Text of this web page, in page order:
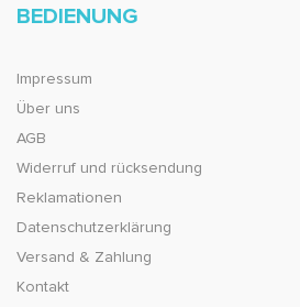
BEDIENUNG
Impressum
Über uns
AGB
Widerruf und rücksendung
Reklamationen
Datenschutzerklärung
Versand & Zahlung
Kontakt